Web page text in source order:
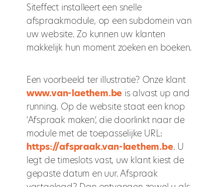
Siteffect installeert een snelle
afspraakmodule, op een subdomein van
uw website. Zo kunnen uw klanten
makkelijk hun moment zoeken en boeken.
Een voorbeeld ter illustratie? Onze klant
www.van-laethem.be is alvast up and
running. Op de website staat een knop
‘Afspraak maken’, die doorlinkt naar de
module met de toepasselijke URL:
https://afspraak.van-laethem.be. U
legt de timeslots vast, uw klant kiest de
gepaste datum en uur. Afspraak